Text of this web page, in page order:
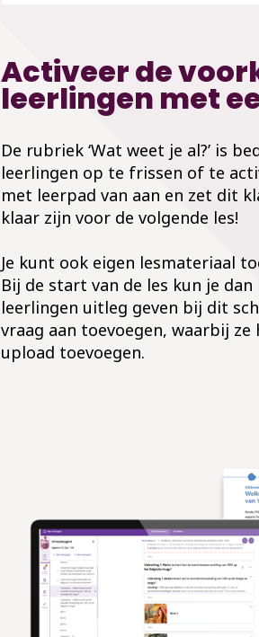
Activeer de
leerlingen met
De rubriek ‘Wat weet je al?’ is
leerlingen op te frissen of te
met leerpad van aan en zet dit
klaar zijn voor de volgende les!
Je kunt ook eigen lesmateriaal
Bij de start van de les kun je
leerlingen uitleg geven bij dit
vraag aan toevoegen, waarbij
upload toevoegen.